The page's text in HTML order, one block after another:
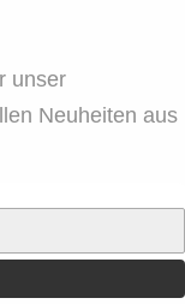
unser
Neuheiten aus